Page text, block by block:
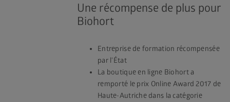
Une récompense de plus pour
Biohort
Entreprise de formation récompensée
par l’État
La boutique en ligne Biohort a
remporté le prix Online Award 2017 de
Haute-Autriche dans la catégorie